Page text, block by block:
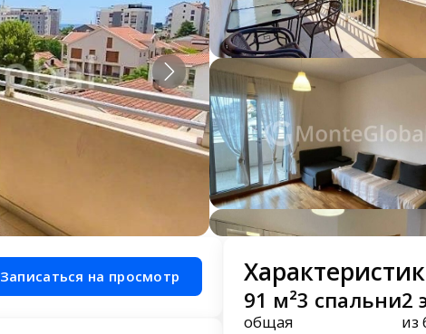
Записаться на просмотр
91 м²
общая
3 спальни2
из